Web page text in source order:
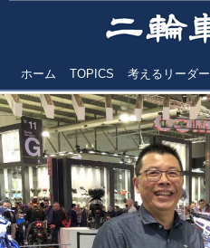
ホーム TOPICS 考えるリーダー